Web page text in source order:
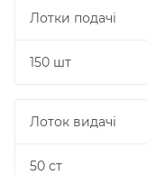
Лотки подачі
150 шт
Лоток видачі
50 ст